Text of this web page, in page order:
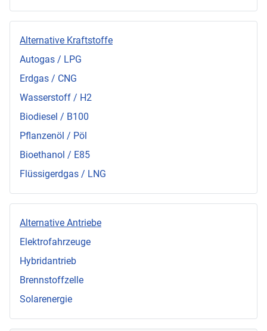
Alternative Kraftstoffe
Autogas / LPG
Erdgas / CNG
Wasserstoff / H2
Biodiesel / B100
Pflanzenöl / Pöl
Bioethanol / E85
Flüssigerdgas / LNG
Alternative Antriebe
Elektrofahrzeuge
Hybridantrieb
Brennstoffzelle
Solarenergie